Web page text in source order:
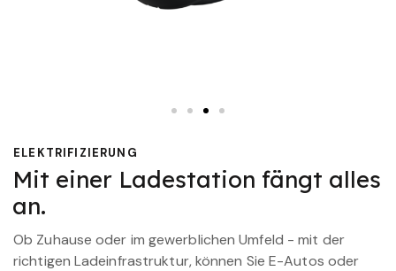
ELEKTRIFIZIERUNG
Mit einer Ladestation fängt alles
an.
Ob Zuhause oder im gewerblichen Umfeld - mit der
richtigen Ladeinfrastruktur, können Sie E-Autos oder